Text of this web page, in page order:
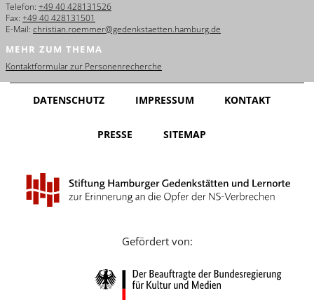
Français
Dansk
Español
Nederlands
Português
Русский
Telefon: +49 40 428131526
Fax: +49 40 428131501
E-Mail: christian.roemmer@gedenkstaetten.hamburg.de
MEHR ZUM THEMA
Kontaktformular zur Personenrecherche
DATENSCHUTZ IMPRESSUM KONTAKT
PRESSE SITEMAP
Gefördert von: